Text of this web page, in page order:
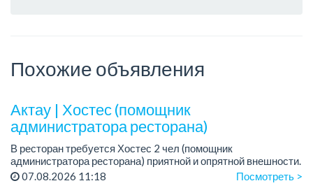
Похожие объявления
Актау | Хостес (помощник
администратора ресторана)
В ресторан требуется Хостес 2 чел (помощник
администратора ресторана) приятной и опрятной внешности.
Требования: ответственная, с опытом работы в ресторане,
07.08.2026 11:18 Посмотреть >